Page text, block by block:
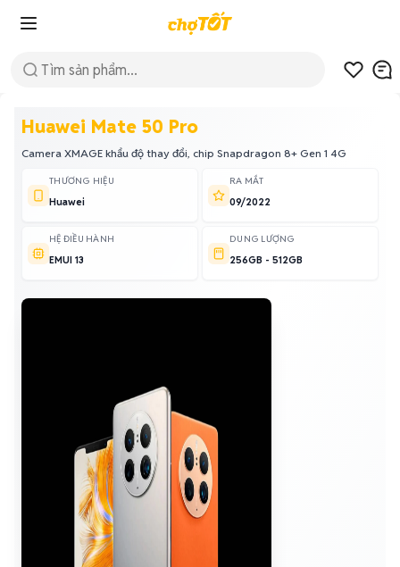
Huawei Mate 50 Pro
Camera XMAGE khẩu độ thay đổi, chip Snapdragon 8+ Gen 1 4G
THƯƠNG HIỆU
Huawei
RA MẮT
09/2022
HỆ ĐIỀU HÀNH
EMUI 13
DUNG LƯỢNG
256GB - 512GB